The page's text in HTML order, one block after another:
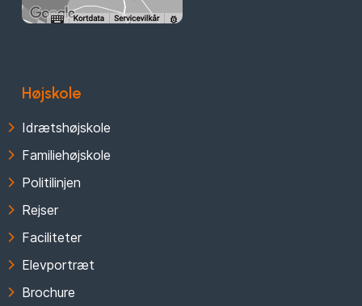
Højskole
Idrætshøjskole
Familiehøjskole
Politilinjen
Rejser
Faciliteter
Elevportræt
Brochure